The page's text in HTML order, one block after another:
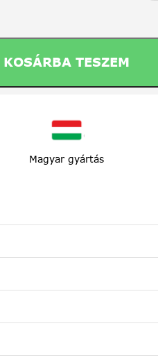
KOSÁRBA TESZEM
Magyar gyártás